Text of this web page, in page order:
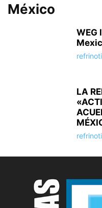
México
WEG
LA